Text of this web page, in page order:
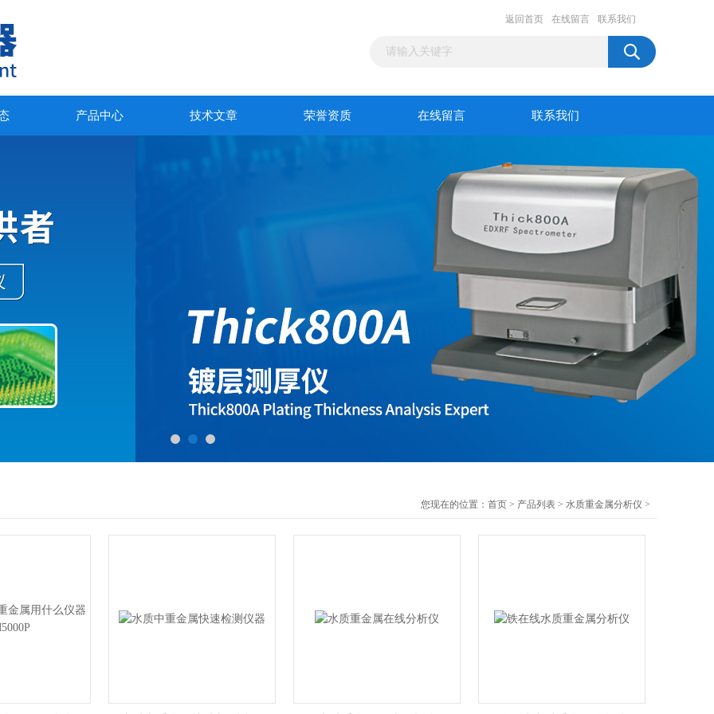
返回首页 在线留言 联系我们
产品中心 技术文章 荣誉资质 在线留言 联系我们
您现在的位置： 首页 > 产品列表 > 水质重金属分析仪 >